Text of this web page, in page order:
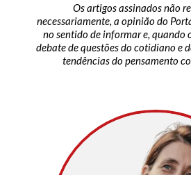
Os artigos assinados não
necessariamente, a opinião do
no sentido de informar e, quando
debate de questões do cotidiano e
tendências do pensamento